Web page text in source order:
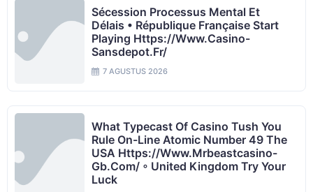
Sécession Processus Mental Et
Délais • République Française Start
Playing Https://www.casino-
Sansdepot.fr/
7 AGUSTUS 2026
What Typecast Of Casino Tush You
Rule On-Line Atomic Number 49 The
USA Https://www.mrbeastcasino-
Gb.com/ ◦ United Kingdom Try Your
Luck